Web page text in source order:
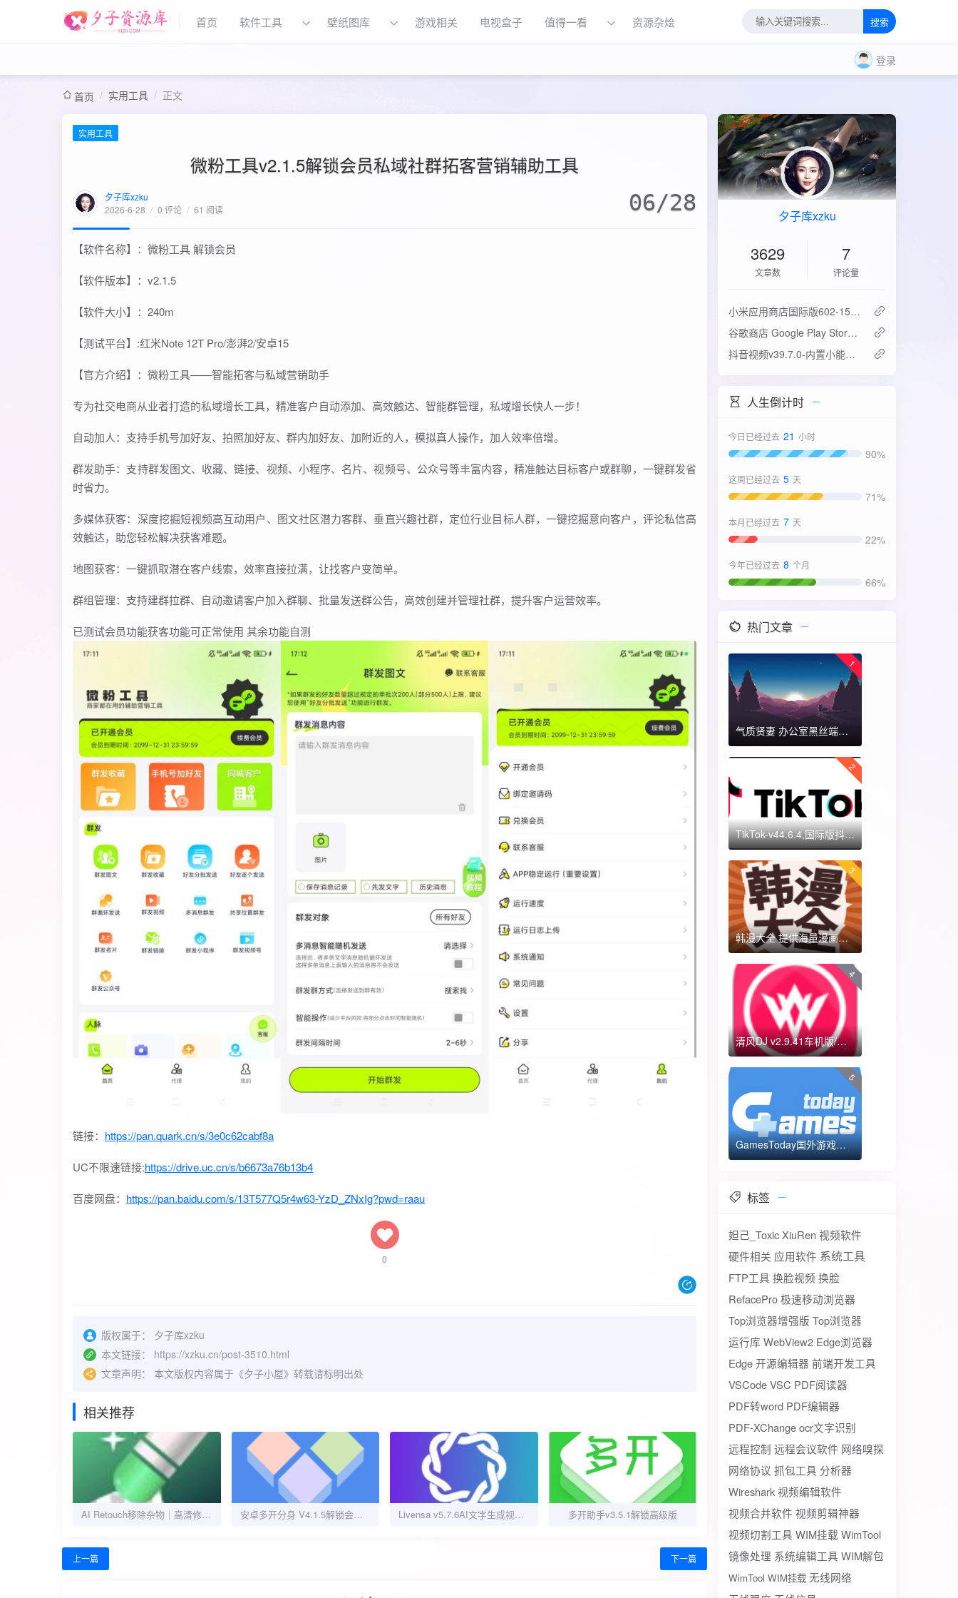
首页 软件工具 壁纸图库 游戏相关 电视盒子 值得一看 资源杂烩 搜索
登录
首页 / 实用工具 / 正文
实用工具
微粉工具v2.1.5解锁会员私域社群拓客营销辅助工具
夕子库xzku
2026-6-28 / 0 评论 / 61 阅读 06/28
【软件名称】：微粉工具 解锁会员
【软件版本】：v2.1.5
【软件大小】：240m
【测试平台】:红米Note 12T Pro/澎湃2/安卓15
【官方介绍】：微粉工具——智能拓客与私域营销助手
专为社交电商从业者打造的私域增长工具，精准客户自动添加、高效触达、智能群管理，私域增长快人一步！
自动加人：支持手机号加好友、拍照加好友、群内加好友、加附近的人，模拟真人操作，加人效率倍增。
群发助手：支持群发图文、收藏、链接、视频、小程序、名片、视频号、公众号等丰富内容，精准触达目标客户或群聊，一键群发省
时省力。
多媒体获客：深度挖掘短视频高互动用户、图文社区潜力客群、垂直兴趣社群，定位行业目标人群，一键挖掘意向客户，评论私信高
效触达，助您轻松解决获客难题。
地图获客：一键抓取潜在客户线索，效率直接拉满，让找客户变简单。
群组管理：支持建群拉群、自动邀请客户加入群聊、批量发送群公告，高效创建并管理社群，提升客户运营效率。
已测试会员功能获客功能可正常使用 其余功能自测
链接： https://pan.quark.cn/s/3e0c62cabf8a
UC不限速链接:https://drive.uc.cn/s/b6673a76b13b4
百度网盘： https://pan.baidu.com/s/13T577Q5r4w63-YzD_ZNxIg?pwd=raau
0
版权属于：
夕子库xzku
本文链接：
https://xzku.cn/post-3510.html
文章声明：
本文版权内容属于《夕子小屋》转载请标明出处
相关推荐
AI Retouch移除杂物｜高清修复去水印｜祛痘祛斑 安卓多开分身 V4.1.5解锁会员版 Livensa v5.7.6AI文字生成视频工具解锁高级版 多开助手v3.5.1解锁高级版
上一篇 下一篇
夕子库xzku
3629
文章数
7
评论量
‌小米应用商店国际版602-15.6.0.2：免登录直下，比谷歌商店快3倍！
谷歌商店 Google Play Store v52.4.42-31版
抖音视频v39.7.0-内置小能手2.0.7模块
人生倒计时
今日已经过去 21 小时
90%
这周已经过去 5 天
71%
本月已经过去 7 天
22%
今年已经过去 8 个月
66%
热门文章
1
气质贤妻 办公室黑丝端木蓉 国漫女神 ​​​
2
TikTok-v44.6.4,国际版抖音海外畅享,免拔卡体验!附保姆级详细使用指南
3
韩漫大全 提供海量漫画资源
4
清风DJ v2.9.41车机版/手机版-全方位DJ舞曲
5
GamesToday国外游戏下载器 不需要T子
标签
妲己_ToxicXiuRen 视频软件
硬件相关 应用软件 系统工具
FTP工具 换脸视频 换脸
RefacePro极速移动浏览器
Top浏览器增强版 Top浏览器
运行库 WebView2 Edge浏览器
Edge开源编辑器 前端开发工具
VSCodeVSC PDF阅读器
PDF转word PDF编辑器
PDF-XChangeocr文字识别
远程控制 远程会议软件 网络嗅探
网络协议 抓包工具 分析器
Wireshark视频编辑软件
视频合并软件 视频剪辑神器
视频切割工具 WIM挂载 WimTool
镜像处理 系统编辑工具 WIM解包
WimTool WIM挂载 无线网络